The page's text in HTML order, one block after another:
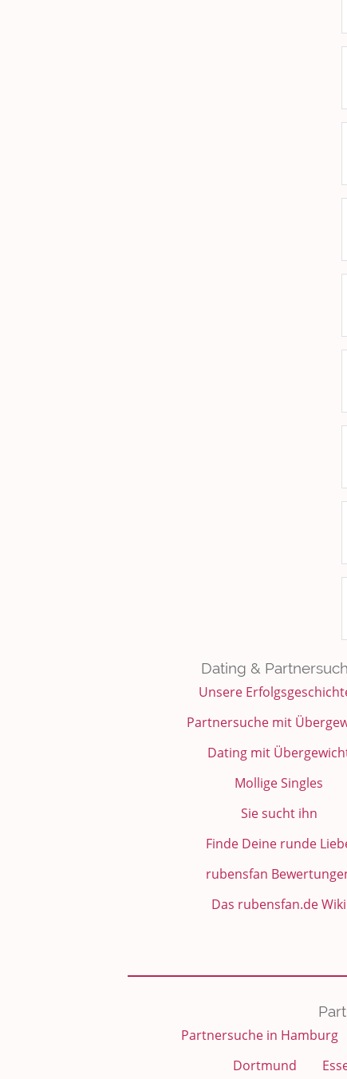
Dating &
Unsere
Partnersuche mit
Dating mit
Mollige Singles
Sie sucht ihn
Finde Deine runde
rubensfan
Das rubensfan.de Wiki
Partnersuche in Hamburg
Dortmund